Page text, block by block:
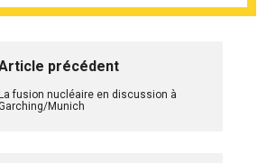
précédent
La fusion nucléaire en discussion à
Munich